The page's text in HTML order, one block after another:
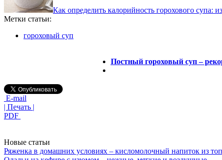
Как определить калорийность горохового супа:
Метки статьи:
гороховый суп
Постный гороховый суп –
E-mail
| Печать |
PDF
Новые статьи
Ряженка в домашних условиях – кисломолочный напиток из